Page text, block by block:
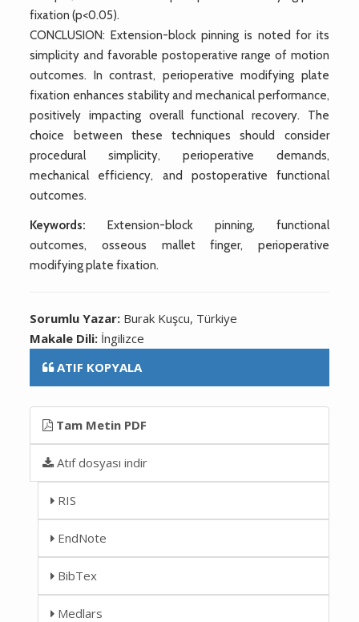
fixation (p<0.05).
CONCLUSION: Extension-block pinning is noted for its
simplicity and favorable postoperative range of motion
outcomes. In contrast, perioperative modifying plate
fixation enhances stability and mechanical performance,
positively impacting overall functional recovery. The
choice between these techniques should consider
procedural simplicity, perioperative demands,
mechanical efficiency, and postoperative functional
outcomes.
Keywords: Extension-block pinning, functional
outcomes, osseous mallet finger, perioperative
modifying plate fixation.
Sorumlu Yazar: Burak Kuşcu, Türkiye
Makale Dili: İngilizce
ATIF KOPYALA
Tam Metin PDF
Atıf dosyası indir
RIS
EndNote
BibTex
Medlars